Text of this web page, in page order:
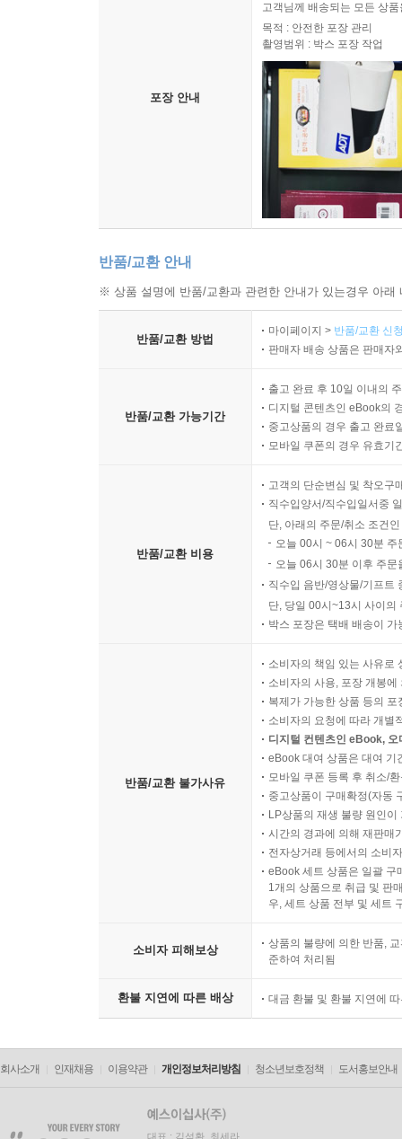
포장 안내
고객님께 배송되는 모든 상
목적 : 안전한 포장 관리
촬영범위 : 박스 포장 작업
반품/교환 안내
※ 상품 설명에 반품/교환과 관련한 안내가 있는경우 아
반품/교환 방법
마이페이지 > 반품/교환 신
판매자 배송 상품은 판매자
반품/교환 가능기간
출고 완료 후 10일 이내의
디지털 콘텐츠인 eBook의
중고상품의 경우 출고 완료
모바일 쿠폰의 경우 유효기
반품/교환 비용
고객의 단순변심 및 착오구
직수입양서/직수입일서중
단, 아래의 주문/취소 조건
오늘 00시 ~ 06시 30분
오늘 06시 30분 이후 주
직수입 음반/영상물/기프트
단, 당일 00시~13시 사이의
박스 포장은 택배 배송이
반품/교환 불가사유
소비자의 책임 있는 사유로
소비자의 사용, 포장 개봉
복제가 가능한 상품 등의
소비자의 요청에 따라 개별
디지털 컨텐츠인 eBook,
eBook 대여 상품은 대여 기
모바일 쿠폰 등록 후 취소/
중고상품이 구매확정(자동
LP상품의 재생 불량 원인
시간의 경과에 의해 재판매
전자상거래 등에서의 소비
eBook 세트 상품은 일괄 구
1개의 상품으로 취급 및 판
우, 세트 상품 전부 및 세트
소비자 피해보상
상품의 불량에 의한 반품,
준하여 처리됨
환불 지연에 따른 배상 대금 환불 및 환불 지연에
회사소개 인재채용 이용약관 개인정보처리방침 청소년보호정책 도서홍보안내
대표 : 김석환, 최세라